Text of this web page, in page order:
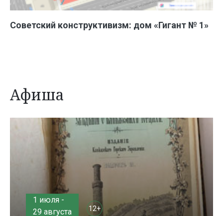
Советский конструктивизм: дом «Гигант № 1»
Афиша
1 июля -
29 августа
12+